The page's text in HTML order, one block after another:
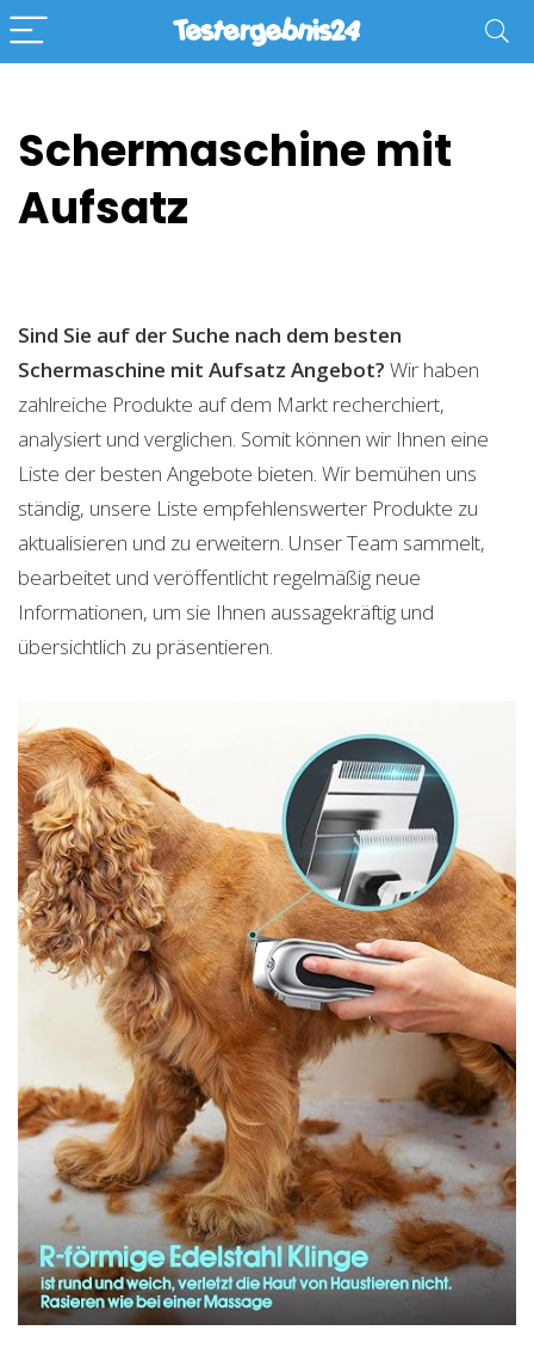
Schermaschine mit
Aufsatz
Sind Sie auf der Suche nach dem besten
Schermaschine mit Aufsatz Angebot? Wir haben
zahlreiche Produkte auf dem Markt recherchiert,
analysiert und verglichen. Somit können wir Ihnen eine
Liste der besten Angebote bieten. Wir bemühen uns
ständig, unsere Liste empfehlenswerter Produkte zu
aktualisieren und zu erweitern. Unser Team sammelt,
bearbeitet und veröffentlicht regelmäßig neue
Informationen, um sie Ihnen aussagekräftig und
übersichtlich zu präsentieren.